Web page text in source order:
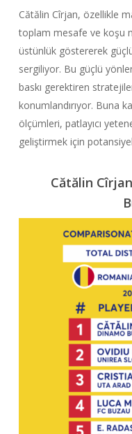
Cătălin Cîrjan, özellikle
toplam mesafe ve koşu
üstünlük göstererek güçlü
sergiliyor. Bu güçlü
baskı gerektiren
konumlandırıyor. Buna
ölçümleri, patlayıcı
geliştirmek için
Cătălin